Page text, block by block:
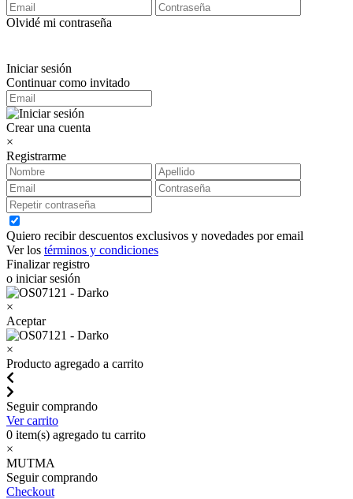
Olvidé mi contraseña
Iniciar sesión
Continuar como invitado
Crear una cuenta
×
Registrarme
Quiero recibir descuentos exclusivos y novedades por email
Ver los términos y condiciones
Finalizar registro
o iniciar sesión
×
Aceptar
×
Producto agregado a carrito
Seguir comprando
Ver carrito
0 item(s) agregado tu carrito
×
MUTMA
Seguir comprando
Checkout